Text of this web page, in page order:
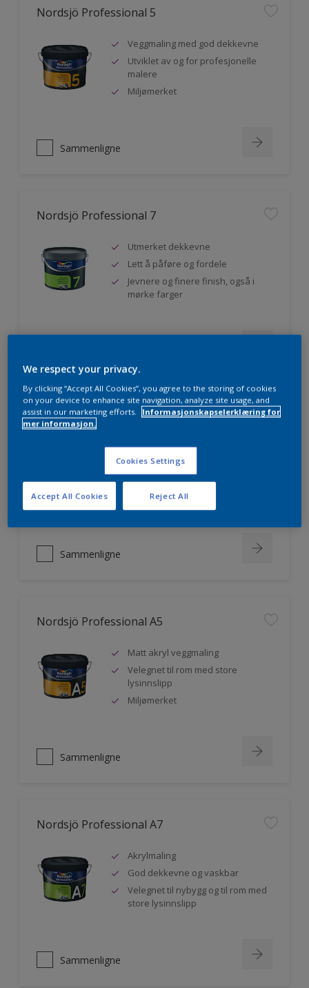
Nordsjö Professional 5
Veggmaling med god dekkevne
Utviklet av og for profesjonelle
malere
Miljømerket
Sammenligne
Nordsjö Professional 7
Utmerket dekkevne
Lett å påføre og fordele
Jevnere og finere finish, også i
mørke farger
Nordsjö Professional 20
Veggmaling med god dekkevne
Utviklet av og for profesjonelle
malere
Miljømerket
Sammenligne
Nordsjö Professional A5
Matt akryl veggmaling
Velegnet til rom med store
lysinnslipp
Miljømerket
Sammenligne
Nordsjö Professional A7
Akrylmaling
God dekkevne og vaskbar
Velegnet til nybygg og til rom med
store lysinnslipp
Sammenligne
We respect your privacy.
By clicking “Accept All Cookies”, you agree to the storing of cookies
on your device to enhance site navigation, analyze site usage, and
assist in our marketing efforts.
Informasjonskapselerklæring for
mer informasjon.
Cookies Settings
Reject All
Accept All Cookies